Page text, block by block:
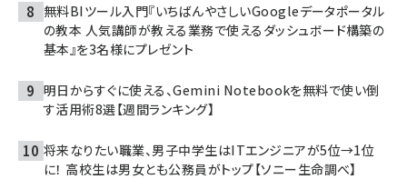
無料BIツール入門『いちばんやさしいGoogleデータポータル
の教本 人気講師が教える業務で使えるダッシュボード構築の
基本』を3名様にプレゼント
明日からすぐに使える、Gemini Notebookを無料で使い倒
す活用術8選【週間ランキング】
将来なりたい職業、男子中学生はITエンジニアが5位→1位
に！ 高校生は男女とも公務員がトップ【ソニー生命調べ】